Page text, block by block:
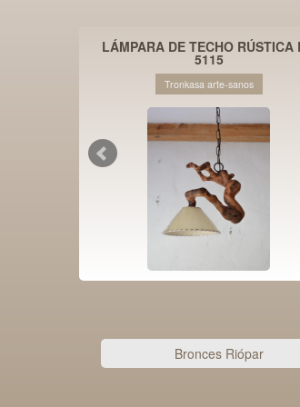
LÁMPARA DE TECHO RÚSTICA
5115
Tronkasa arte-sanos
Bronces Riópar